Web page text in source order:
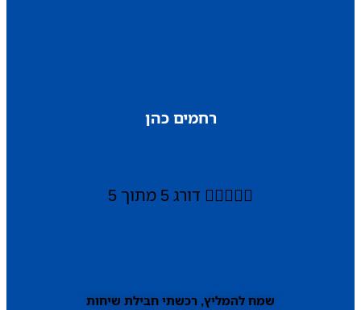
רחמים כהן
 דורג 5 מתוך 5
שמח להמליץ, רכשתי חבילת שיחות